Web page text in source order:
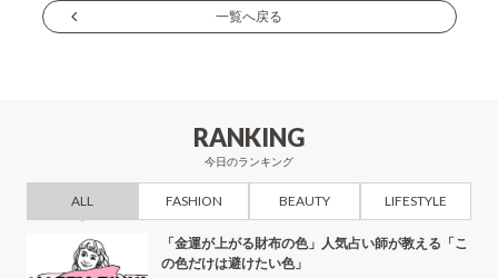
ナ
ョ
ン
一覧へ戻る
RANKING
今日のランキング
ALL FASHION BEAUTY LIFESTYLE
「金運が上がる財布の色」人気占い師が教える「こ
の色だけは避けたい色」